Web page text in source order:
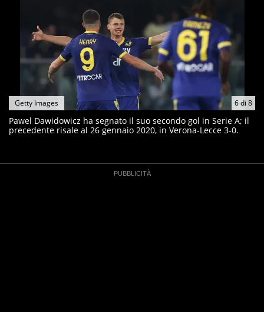
6di 8
Getty Images
Pawel Dawidowicz ha segnato il suo secondo gol in Serie A; il
precedente risale al 26 gennaio 2020, in Verona-Lecce 3-0.